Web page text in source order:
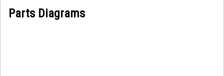
Parts Diagrams